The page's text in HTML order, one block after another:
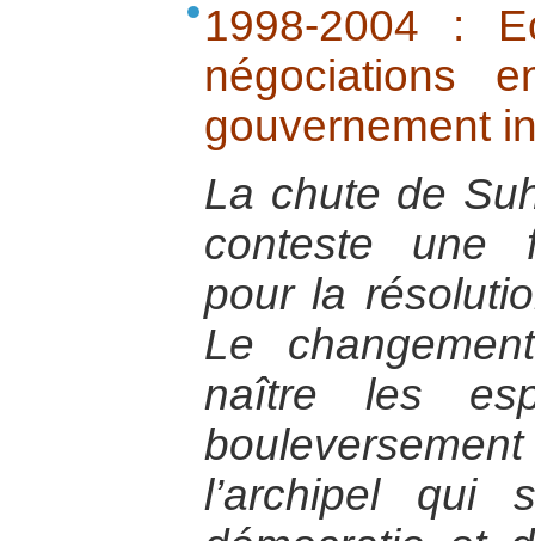
1998-2004 :
négociations
gouvernement
La chute de
conteste une
pour la
Le
naître les
l’archipel